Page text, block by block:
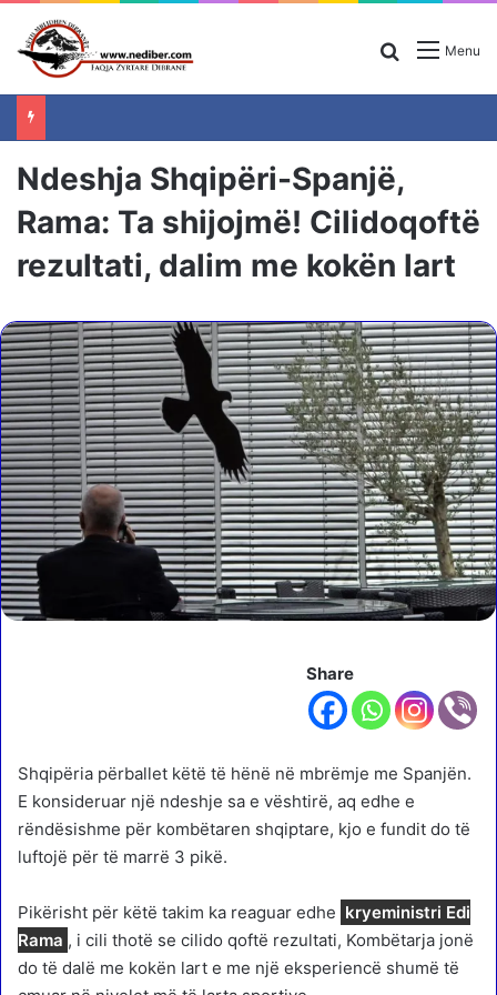
Menu
Search for
Ndeshja Shqipëri-Spanjë,
Rama: Ta shijojmë! Cilidoqoftë
rezultati, dalim me kokën lart
Share
Shqipëria përballet këtë të hënë në mbrëmje me Spanjën.
E konsideruar një ndeshje sa e vështirë, aq edhe e
rëndësishme për kombëtaren shqiptare, kjo e fundit do të
luftojë për të marrë 3 pikë.
Pikërisht për këtë takim ka reaguar edhe kryeministri Edi
Rama , i cili thotë se cilido qoftë rezultati, Kombëtarja jonë
do të dalë me kokën lart e me një eksperiencë shumë të